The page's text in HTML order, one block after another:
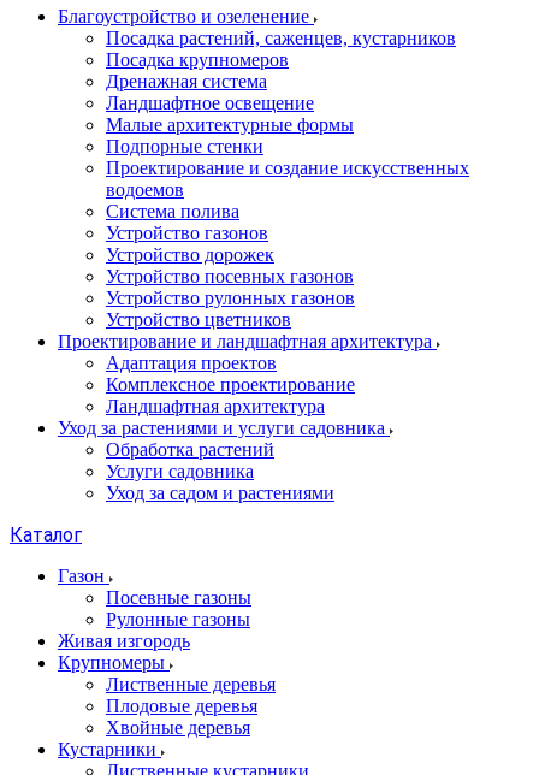
Благоустройство и озеленение
Посадка растений, саженцев, кустарников
Посадка крупномеров
Дренажная система
Ландшафтное освещение
Малые архитектурные формы
Подпорные стенки
Проектирование и создание искусственных
водоемов
Система полива
Устройство газонов
Устройство дорожек
Устройство посевных газонов
Устройство рулонных газонов
Устройство цветников
Проектирование и ландшафтная архитектура
Адаптация проектов
Комплексное проектирование
Ландшафтная архитектура
Уход за растениями и услуги садовника
Обработка растений
Услуги садовника
Уход за садом и растениями
Каталог
Газон
Посевные газоны
Рулонные газоны
Живая изгородь
Крупномеры
Лиственные деревья
Плодовые деревья
Хвойные деревья
Кустарники
Лиственные кустарники